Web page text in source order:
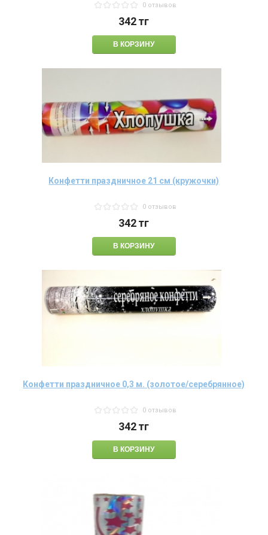
0 отзывов
342тг
Конфетти праздничное 21 см (кружочки)
0 отзывов
342тг
Конфетти праздничное 0,3 м. (золотое/серебрянное)
0 отзывов
342тг